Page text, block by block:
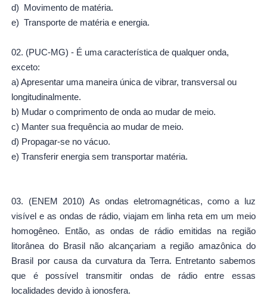
d) Movimento de matéria.
e) Transporte de matéria e energia.
02. (PUC-MG) - É uma característica de qualquer onda,
exceto:
a) Apresentar uma maneira única de vibrar, transversal ou
longitudinalmente.
b) Mudar o comprimento de onda ao mudar de meio.
c) Manter sua frequência ao mudar de meio.
d) Propagar-se no vácuo.
e) Transferir energia sem transportar matéria.
03. (ENEM 2010) As ondas eletromagnéticas, como a luz
visível e as ondas de rádio, viajam em linha reta em um meio
homogêneo. Então, as ondas de rádio emitidas na região
litorânea do Brasil não alcançariam a região amazônica do
Brasil por causa da curvatura da Terra. Entretanto sabemos
que é possível transmitir ondas de rádio entre essas
localidades devido à ionosfera.